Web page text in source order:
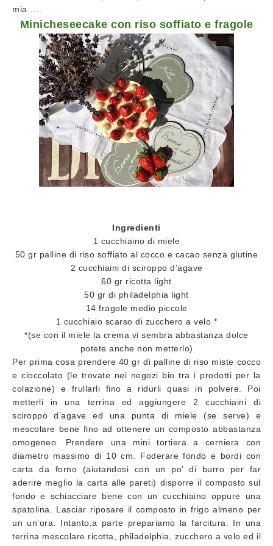
mia…..
Minicheseecake con riso soffiato e fragole
Ingredienti
1 cucchiaino di miele
50 gr palline di riso soffiato al cocco e cacao senza glutine
2 cucchiaini di sciroppo d’agave
60 gr ricotta light
50 gr di philadelphia light
14 fragole medio piccole
1 cucchiaio scarso di zucchero a velo *
*(se con il miele la crema vi sembra abbastanza dolce
potete anche non metterlo)
Per prima cosa prendere 40 gr di palline di riso miste cocco
e cioccolato (le trovate nei negozi bio tra i prodotti per la
colazione) e frullarli fino a ridurli quasi in polvere. Poi
metterli in una terrina ed aggiungere 2 cucchiaini di
sciroppo d’agave ed una punta di miele (se serve) e
mescolare bene fino ad ottenere un composto abbastanza
omogeneo. Prendere una mini tortiera a cerniera con
diametro massimo di 10 cm. Foderare fondo e bordi con
carta da forno (aiutandosi con un po’ di burro per far
aderire meglio la carta alle pareti) disporre il composto sul
fondo e schiacciare bene con un cucchiaino oppure una
spatolina. Lasciar riposare il composto in frigo almeno per
un un’ora. Intanto,a parte prepariamo la farcitura. In una
terrina mescolare ricotta, philadelphia, zucchero a velo ed il